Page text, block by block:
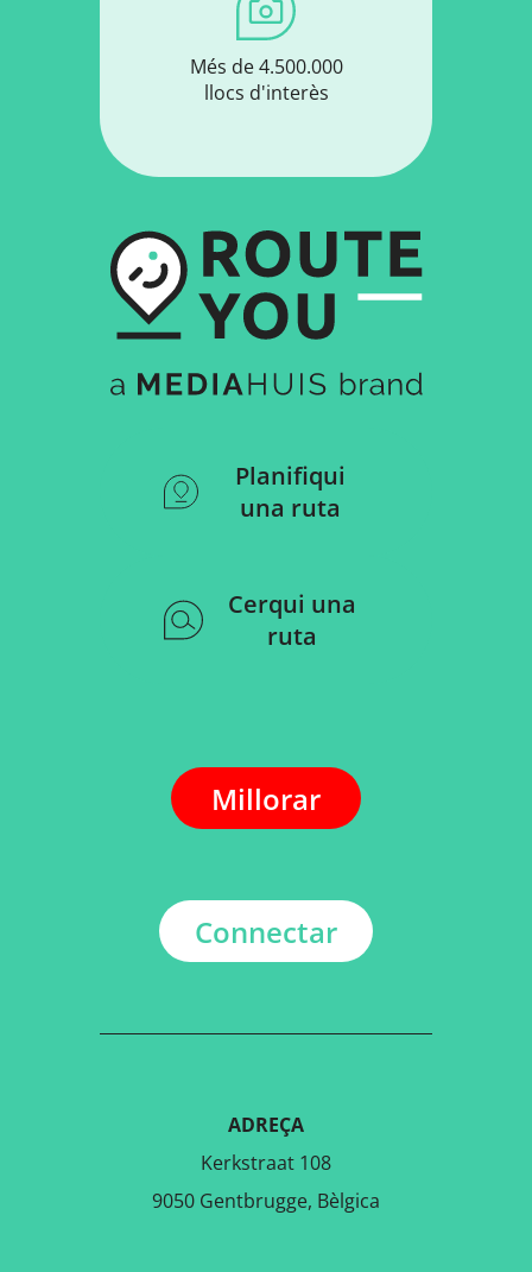
Més de 4.500.000
llocs d'interès
Planifiqui
una ruta
Cerqui una
ruta
Millorar
Connectar
ADREÇA
Kerkstraat 108
9050 Gentbrugge, Bèlgica